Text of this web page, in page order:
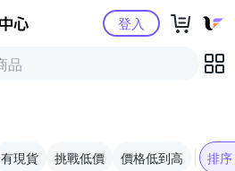
Yahoo購物中心登入
有現貨 挑戰低價 價格低到高 排序